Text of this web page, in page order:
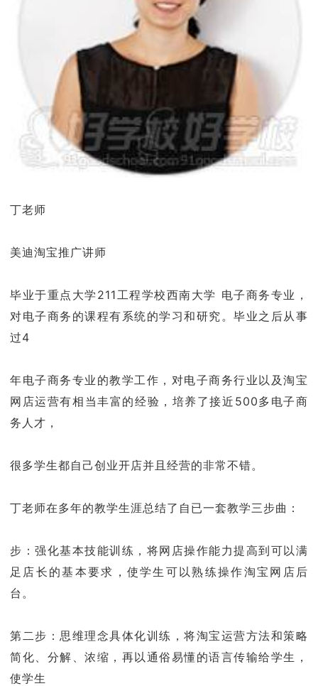
丁老师
美迪淘宝推广讲师
毕业于重点大学211工程学校西南大学 电子商务专业，
对电子商务的课程有系统的学习和研究。毕业之后从事
过4
年电子商务专业的教学工作，对电子商务行业以及淘宝
网店运营有相当丰富的经验，培养了接近500多电子商
务人才，
很多学生都自己创业开店并且经营的非常不错。
丁老师在多年的教学生涯总结了自已一套教学三步曲：
步：强化基本技能训练，将网店操作能力提高到可以满
足店长的基本要求，使学生可以熟练操作淘宝网店后
台。
第二步：思维理念具体化训练，将淘宝运营方法和策略
简化、分解、浓缩，再以通俗易懂的语言传输给学生，
使学生